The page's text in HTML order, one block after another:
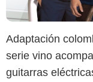
Adaptación
serie vino
guitarras